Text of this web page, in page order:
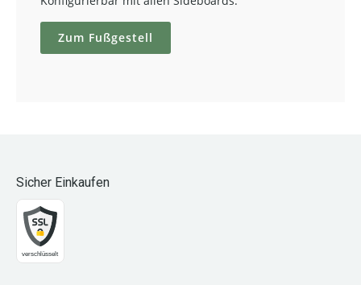
Zum Fußgestell
Sicher Einkaufen